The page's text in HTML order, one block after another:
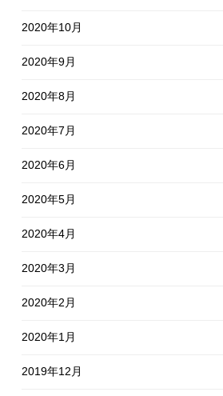
2020年10月
2020年9月
2020年8月
2020年7月
2020年6月
2020年5月
2020年4月
2020年3月
2020年2月
2020年1月
2019年12月